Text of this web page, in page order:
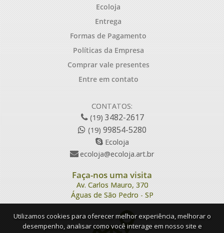
Ecoloja
Entrega
Formas de Pagamento
Políticas da Empresa
Comprar vale presentes
Entre em contato
CONTATOS:
(19)3482-2617
(19)99854-5280
Ecoloja
ecoloja@ecoloja.art.br
Faça-nos uma visita
Av. Carlos Mauro, 370
Águas de São Pedro - SP
Utilizamos cookies para oferecer melhor experiência, melhorar o
desempenho, analisar como você interage em nosso site e